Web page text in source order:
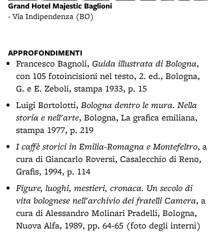
Grand Hotel Majestic Baglioni
- Via Indipendenza (BO)
APPROFONDIMENTI
Francesco Bagnoli, Guida illustrata di Bologna,
con 105 fotoincisioni nel testo, 2. ed., Bologna,
G. e E. Zeboli, stampa 1933, p. 15
Luigi Bortolotti, Bologna dentro le mura. Nella
storia e nell'arte, Bologna, La grafica emiliana,
stampa 1977, p. 219
I caffè storici in Emilia-Romagna e Montefeltro, a
cura di Giancarlo Roversi, Casalecchio di Reno,
Grafis, 1994, p. 114
Figure, luoghi, mestieri, cronaca. Un secolo di
vita bolognese nell'archivio dei fratelli Camera, a
cura di Alessandro Molinari Pradelli, Bologna,
Nuova Alfa, 1989, pp. 64-65 (foto degli interni)